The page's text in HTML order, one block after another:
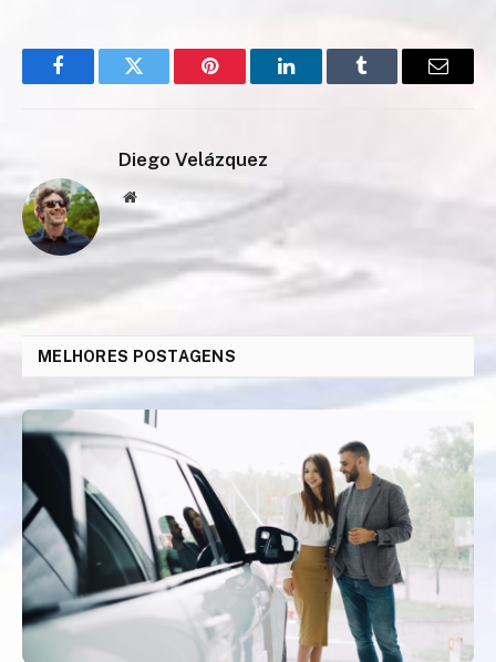
FacebookTwitter Pinterest LinkedInTumblr Email
Diego Velázquez
Website
MELHORES POSTAGENS